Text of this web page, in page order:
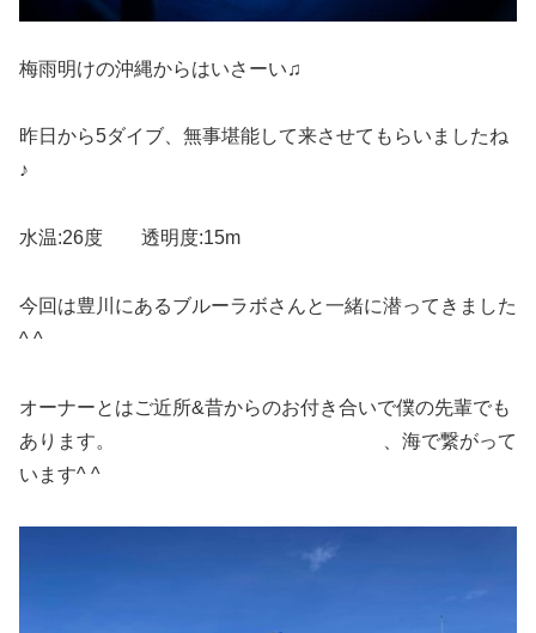
梅雨明けの沖縄からはいさーい♫
昨日から5ダイブ、無事堪能して来させてもらいましたね
♪
水温:26度 透明度:15m
今回は豊川にあるブルーラボさんと一緒に潜ってきました
^ ^
オーナーとはご近所&昔からのお付き合いで僕の先輩でも
あります。 、海で繋がって
います^ ^